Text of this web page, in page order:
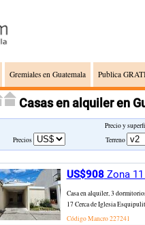
Gremiales en Guatemala Publica
Casas en alquiler en
Precio y
Precios
Terreno
US$908Zona 11
Casa en alquiler, 3
17 Cerca de Iglesia
Código Mancro227241